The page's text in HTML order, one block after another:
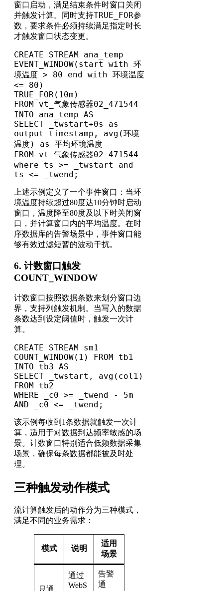
窗口启动，满足结束条件时窗口关闭
并触发计算。同时支持TRUE_FOR参
数，要求条件必须持续满足指定时长
才触发窗口状态变更。
CREATE STREAM ana_temp
EVENT_WINDOW(start with 环
境温度 > 80 end with 环境温度
<= 80)
TRUE_FOR(10m)
FROM vt_气象传感器02_471544
INTO ana_temp AS
SELECT _twstart+0s as
output_timestamp, avg(环境
温度) as 平均环境温度
FROM vt_气象传感器02_471544
where ts >= _twstart and
ts <= _twend;
上述示例定义了一个事件窗口：当环
境温度持续超过80度达10分钟时启动
窗口，温度降至80度及以下时关闭窗
口，并计算窗口内的平均温度。在时
序数据库的告警场景中，事件窗口能
够有效过滤短暂的波动干扰。
6. 计数窗口触发
COUNT_WINDOW
计数窗口按照数据条数来划分窗口边
界，支持列触发机制。当写入的数据
条数达到设定阈值时，触发一次计
算。
CREATE STREAM sm1
COUNT_WINDOW(1) FROM tb1
INTO tb3 AS
SELECT _twstart, avg(col1)
FROM tb2
WHERE _c0 >= _twend - 5m
AND _c0 <= _twend;
该示例每收到1条数据就触发一次计
算，适用于对数据到达频率敏感的场
景。计数窗口特别适合低频数据采集
场景，确保每条数据都能被及时处
理。
三种触发动作模式
流计算触发后的动作分为三种模式，
满足不同的业务需求：
模式 说明
适用
场景
通过
WebS
告警
通